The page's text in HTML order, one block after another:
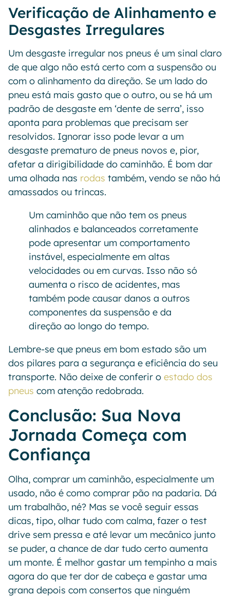
Verificação de Alinhamento e
Desgastes Irregulares
Um desgaste irregular nos pneus é um sinal claro
de que algo não está certo com a suspensão ou
com o alinhamento da direção. Se um lado do
pneu está mais gasto que o outro, ou se há um
padrão de desgaste em ‘dente de serra’, isso
aponta para problemas que precisam ser
resolvidos. Ignorar isso pode levar a um
desgaste prematuro de pneus novos e, pior,
afetar a dirigibilidade do caminhão. É bom dar
uma olhada nas rodas também, vendo se não há
amassados ou trincas.
Um caminhão que não tem os pneus
alinhados e balanceados corretamente
pode apresentar um comportamento
instável, especialmente em altas
velocidades ou em curvas. Isso não só
aumenta o risco de acidentes, mas
também pode causar danos a outros
componentes da suspensão e da
direção ao longo do tempo.
Lembre-se que pneus em bom estado são um
dos pilares para a segurança e eficiência do seu
transporte. Não deixe de conferir o estado dos
pneus com atenção redobrada.
Conclusão: Sua Nova
Jornada Começa com
Confiança
Olha, comprar um caminhão, especialmente um
usado, não é como comprar pão na padaria. Dá
um trabalhão, né? Mas se você seguir essas
dicas, tipo, olhar tudo com calma, fazer o test
drive sem pressa e até levar um mecânico junto
se puder, a chance de dar tudo certo aumenta
um monte. É melhor gastar um tempinho a mais
agora do que ter dor de cabeça e gastar uma
grana depois com consertos que ninguém